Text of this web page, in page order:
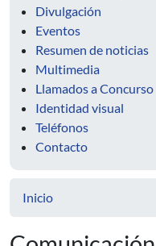
Divulgación
Eventos
Resumen de noticias
Multimedia
Llamados a Concurso
Identidad visual
Teléfonos
Contacto
Inicio